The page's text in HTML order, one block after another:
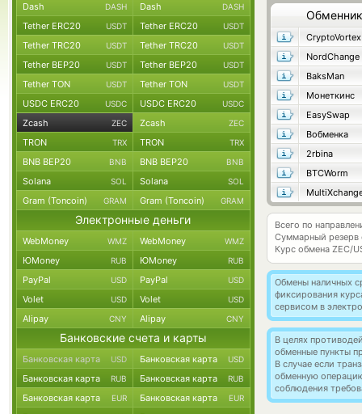
Обменник
CryptoVortex
NordChange
BaksMan
Монеткинс
EasySwap
Вобменка
2rbina
BTCWorm
Всего по
Суммарный резерв
Курс обмена ZEC/
Обмены наличных
фиксирования
сервисом в
В целях
обменные пункты
В случае если
обменную
соблюдения
Dash DASH Dash DASH
Tether ERC20 USDT Tether ERC20 USDT
Tether TRC20 USDT Tether TRC20 USDT
Tether BEP20 USDT Tether BEP20 USDT
Tether TON USDT Tether TON USDT
USDC ERC20 USDC USDC ERC20 USDC
Zcash ZEC Zcash ZEC
TRON TRX TRON TRX
BNB BEP20 BNB BNB BEP20 BNB
Solana SOL Solana SOL
Gram (Toncoin) GRAM Gram (Toncoin) GRAM
Электронные деньги
WebMoney WMZ WebMoney WMZ
ЮMoney RUB ЮMoney RUB
PayPal USD PayPal USD
Volet USD Volet USD
Alipay CNY Alipay CNY
Банковские счета и карты
Банковская карта USD Банковская карта USD
Банковская карта RUB Банковская карта RUB
Банковская карта EUR Банковская карта EUR